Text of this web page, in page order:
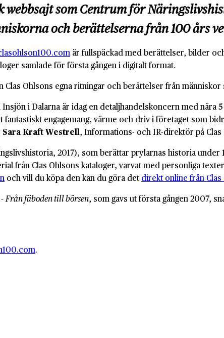
som Centrum för
och berättelserna från 100 års
är fullspäckad med berättelser, bilder
samlade för första gången i digitalt format.
Ohlsons egna ritningar och berättelser från
i Dalarna är idag en detaljhandelskoncern med nära
engagemang, värme och driv i företaget som
Sara Kraft Westrell, Informations- och IR-direktör på Clas
2017), som berättar prylarnas historia under
från Clas Ohlsons kataloger, varvat med personliga
och vill du köpa den kan du göra det direkt online från
-Från fäboden till börsen, som gavs ut första gången 2007,
.